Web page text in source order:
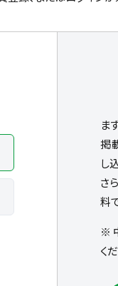
ま
掲
し
さ
料
※
く